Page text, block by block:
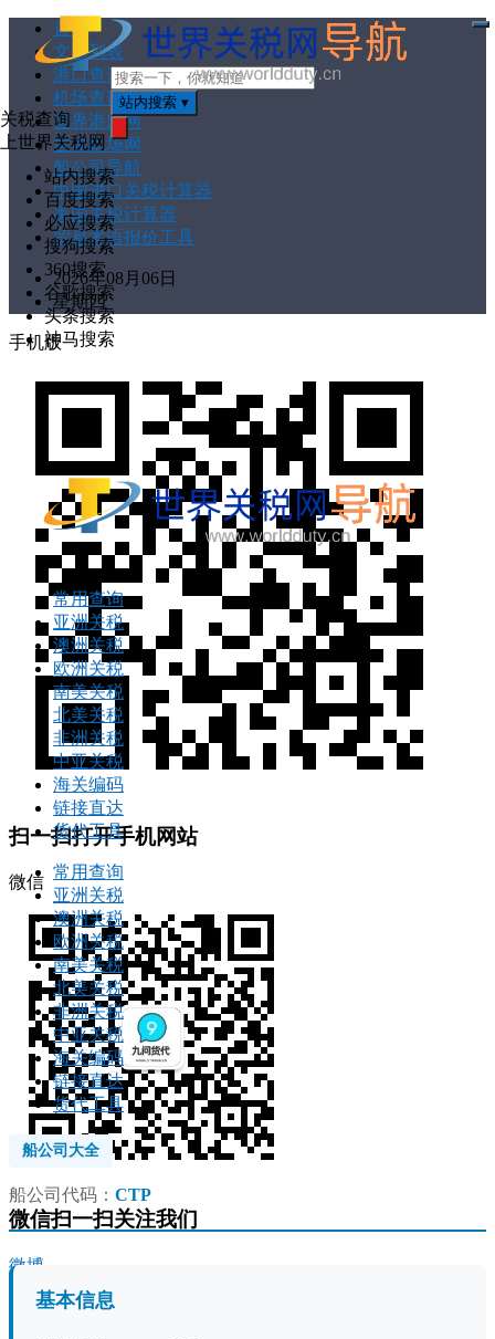
首页
文章列表
港口查询
机场查询
世界港口网
世界机场网
船公司导航
中国进口关税计算器
美国关税计算器
贸易术语报价工具
2026年08月06日
星期四
关税查询
上世界关税网
站内搜索 ▾
站内搜索
百度搜索
必应搜索
搜狗搜索
360搜索
谷歌搜索
头条搜索
神马搜索
搜
索
手机版
扫一扫打开手机网站
微信
微信扫一扫关注我们
微博
打
常用查询
亚洲关税
澳洲关税
欧洲关税
南美关税
北美关税
非洲关税
中亚关税
海关编码
链接直达
货代工具
常用查询
亚洲关税
澳洲关税
欧洲关税
南美关税
北美关税
非洲关税
中亚关税
海关编码
链接直达
货代工具
船公司大全
船公司代码： CTP
基本信息